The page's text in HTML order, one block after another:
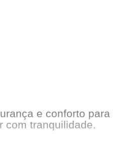
e conforto para
com tranquilidade.